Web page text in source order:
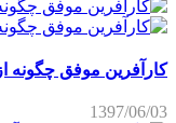
کارآفرین موفق چگونه
1397/06/03